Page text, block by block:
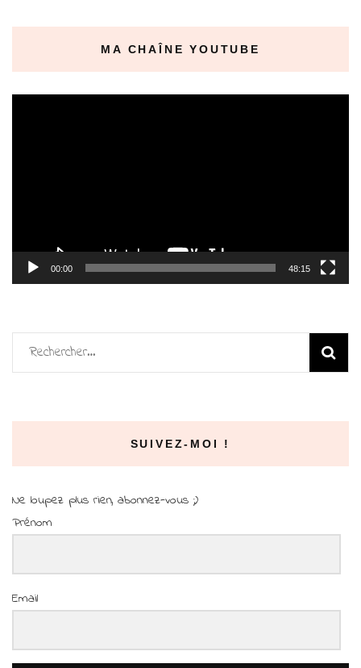
MA CHAÎNE YOUTUBE
00:00 48:15
Rechercher :
SUIVEZ-MOI !
Ne loupez plus rien, abonnez-vous ;)
Prénom
Email